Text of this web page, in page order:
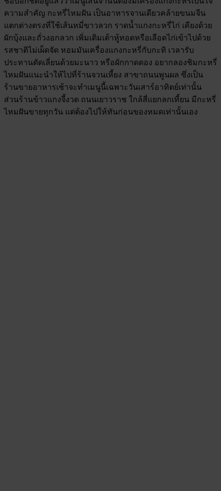
ความสำคัญ กะหรี่ไหมฝัน เป็นอาหารจานเดียวคล้ายขนมจีน
แตกต่างตรงที่ใช้เส้นหมี่ขาวลวก ราดน้ำแกงกะหรี่ไก่ เคียงด้วย
ผักบุ้งและถั่วงอกลวก เพิ่มเติมเต้าหู้ทอดหรือเลือดไก่เข้าไปด้วย
รสชาติไม่เผ็ดจัด หอมมันเครื่องแกงกะหรี่กับกะทิ เวลารับ
ประทานตัดเลี่ยนด้วยมะนาว หรือผักกาดดอง อยากลองชิมกะหรี่
ไหมฝันแนะนำให้ไปที่ร้านจวนเหี้ยง สาขาถนนพูนผล ซึ่งเป็น
ร้านขายอาหารเช้าจะทำเมนูนี้เฉพาะวันเสาร์อาทิตย์เท่านั้น
ส่วนร้านข้าวแกงจี้งวด ถนนเยาวราช ใกล้สี่แยกลกเที้ยน มีกะหรี่
ไหมฝันขายทุกวัน แต่ต้องไปให้ทันก่อนของหมดเท่านั้นเอง